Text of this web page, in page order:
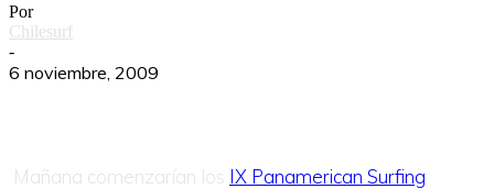
Por
Chilesurf
-
6 noviembre, 2009
Mañana comenzarían los IX Panamerican Surfing